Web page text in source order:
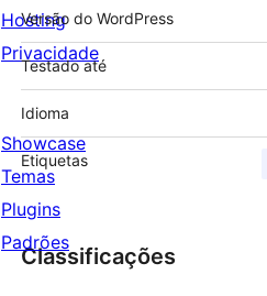
Versão do WordPress
Testado até
Idioma
Etiquetas
Classificações
Hosting
Privacidade
Showcase
Temas
Plugins
Padrões